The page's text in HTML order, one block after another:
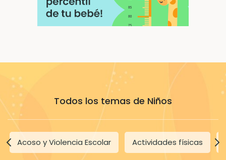
Todos los temas de Niños
Acoso y Violencia Escolar Actividades físicas